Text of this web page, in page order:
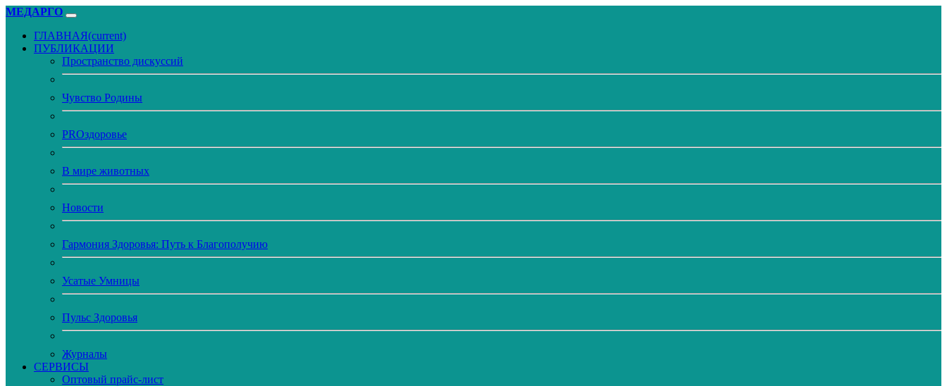
МЕДАРГО
ГЛАВНАЯ(current)
ПУБЛИКАЦИИ
Пространство дискуссий
Чувство Родины
PROздоровье
В мире животных
Новости
Гармония Здоровья: Путь к Благополучию
Усатые Умницы
Пульс Здоровья
Журналы
CЕРВИСЫ
Оптовый прайс-лист